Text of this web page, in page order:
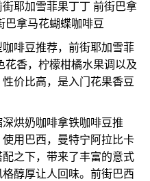
耶加雪菲果丁丁 前街巴拿
巴拿马花蝴蝶咖啡豆
啡豆推荐，前街耶加雪菲
花香，柠檬柑橘水果调以及
价比高，是入门花果香豆
烘奶咖啡拿铁咖啡豆推
用巴西，曼特宁阿拉比卡
之下，带来了丰富的意式
醇厚让人回味。前街巴西